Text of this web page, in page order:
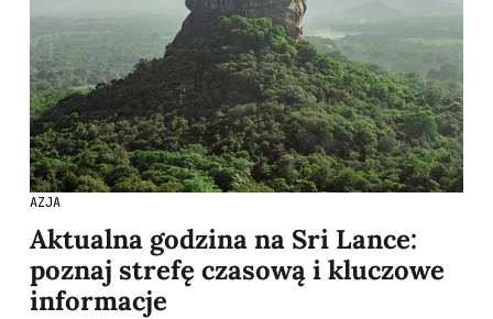
AZJA
Aktualna godzina na Sri Lance:
poznaj strefę czasową i kluczowe
informacje